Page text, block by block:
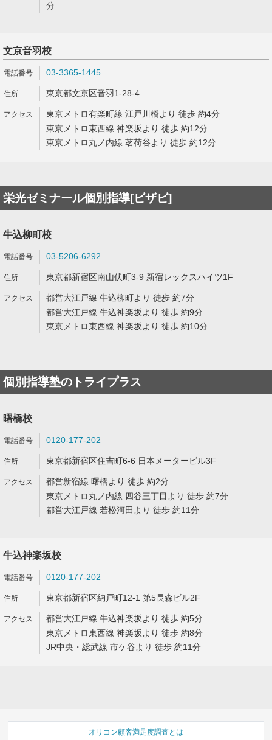
分
文京音羽校
03-3365-1445
東京都文京区音羽1-28-4
東京メトロ有楽町線 江戸川橋より 徒歩 約4分
東京メトロ東西線 神楽坂より 徒歩 約12分
東京メトロ丸ノ内線 茗荷谷より 徒歩 約12分
栄光ゼミナール個別指導[ビザビ]
牛込柳町校
03-5206-6292
東京都新宿区南山伏町3-9 新宿レックスハイツ1F
都営大江戸線 牛込柳町より 徒歩 約7分
都営大江戸線 牛込神楽坂より 徒歩 約9分
東京メトロ東西線 神楽坂より 徒歩 約10分
個別指導塾のトライプラス
曙橋校
0120-177-202
東京都新宿区住吉町6-6 日本メータービル3F
都営新宿線 曙橋より 徒歩 約2分
東京メトロ丸ノ内線 四谷三丁目より 徒歩 約7分
都営大江戸線 若松河田より 徒歩 約11分
牛込神楽坂校
0120-177-202
東京都新宿区納戸町12-1 第5長森ビル2F
都営大江戸線 牛込神楽坂より 徒歩 約5分
東京メトロ東西線 神楽坂より 徒歩 約8分
JR中央・総武線 市ケ谷より 徒歩 約11分
オリコン顧客満足度調査とは